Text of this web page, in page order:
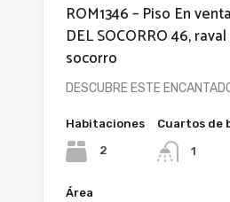
ROM1346 – Piso En
DEL SOCORRO 46,
socorro
DESCUBRE ESTE
Habitaciones
2
Cuartos de
1
Área